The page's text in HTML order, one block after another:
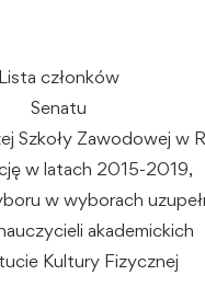
Lista członków
Senatu
Szkoły Zawodowej w
w latach 2015-2019,
w wyborach
akademickich
Kultury Fizycznej